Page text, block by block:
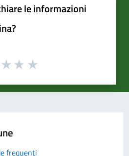
le informazioni
frequenti